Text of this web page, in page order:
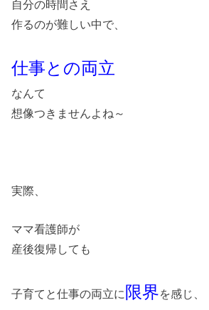
自分の時間さえ
作るのが難しい中で、
仕事との両立
なんて
想像つきませんよね～
実際、
ママ看護師が
産後復帰しても
子育てと仕事の両立に 限界を感じ、